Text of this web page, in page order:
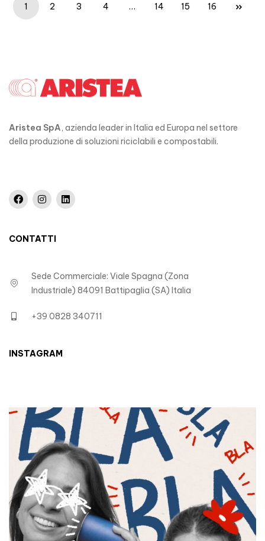
1 2 3 4 … 14 15 16
Aristea SpA, azienda leader in Italia ed Europa nel settore
della produzione di soluzioni riciclabili e compostabili.
CONTATTI
Sede Commerciale: Viale Spagna (Zona
Industriale) 84091 Battipaglia (SA) Italia
+39 0828 340711
INSTAGRAM